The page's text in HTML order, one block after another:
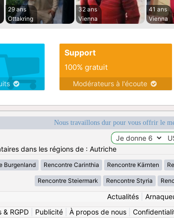
29 ans
Ottakring
32 ans
Vienna
41 ans
Vienna
Support
100% gratuit
Modérateurs à l'écoute
Nous travaillons dur pour vous offrir le
dans les régions de : Autriche
Burgenland Rencontre Carinthia Rencontre Kärnten
Rencontre Steiermark Rencontre Styria
Actualités|
& RGPD| Publicité| À propos de nous|